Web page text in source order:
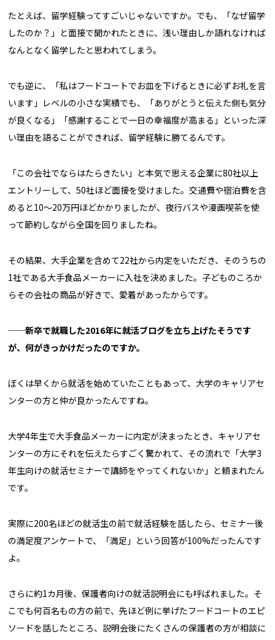
たとえば、留学経験ってすごいじゃないですか。でも、「なぜ留学
したのか？」と面接で聞かれたときに、浅い理由しか語れなければ
なんとなく留学したと思われてしまう。
でも逆に、「私はフードコートでお皿を下げるときに必ずお礼を言
います」レベルの小さな実績でも、「ありがとうと伝えた側も気分
が良くなる」「感謝することで一日の幸福度が高まる」といった深
い理由を語ることができれば、留学経験に勝てるんです。
「この会社でならはたらきたい」と本気で思える企業に80社以上
エントリーして、50社ほど面接を受けました。交通費や宿泊費を含
めると10〜20万円ほどかかりましたが、夜行バスや漫画喫茶を使
って節約しながら全国を回りましたね。
その結果、大手企業を含めて22社から内定をいただき、そのうちの
1社である大手食品メーカーに入社を決めました。子どものころか
らその会社の商品が好きで、愛着があったからです。
──新卒で就職した2016年に就活ブログを立ち上げたそうです
が、何がきっかけだったのですか。
ぼくは早くから就活を始めていたこともあって、大学のキャリアセ
ンターの方と仲が良かったんですね。
大学4年生で大手食品メーカーに内定が決まったとき、キャリアセ
ンターの方にそれを伝えたらすごく驚かれて、その流れで「大学3
年生向けの就活セミナーで講師をやってくれないか」と頼まれたん
です。
実際に200名ほどの就活生の前で就活経験を話したら、セミナー後
の満足度アンケートで、「満足」という回答が100%だったんです
よ。
さらに約1カ月後、保護者向けの就活説明会にも呼ばれました。そ
こでも何百名もの方の前で、先ほど例に挙げたフードコートのエピ
ソードを話したところ、説明会後にたくさんの保護者の方が相談に